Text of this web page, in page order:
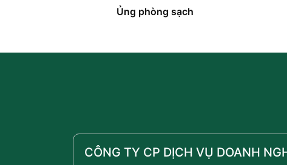
Ủng phòng sạch
CÔNG TY CP DỊCH VỤ DOANH